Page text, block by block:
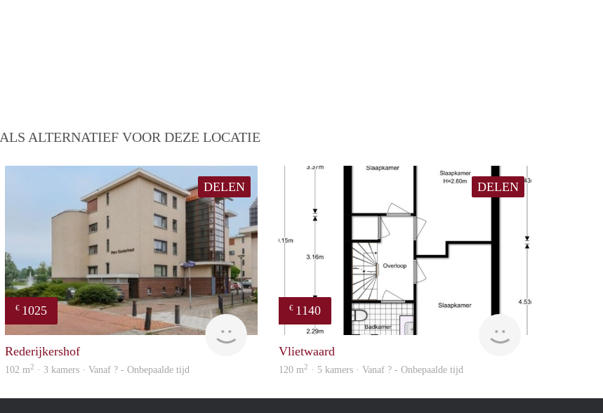
ALS ALTERNATIEF VOOR DEZE LOCATIE
DELEN
€ 1025
Rederijkershof
102 m2 · 3 kamers · Vanaf ? - Onbepaalde tijd
DELEN
€ 1140
Vlietwaard
120 m2 · 5 kamers · Vanaf ? - Onbepaalde tijd